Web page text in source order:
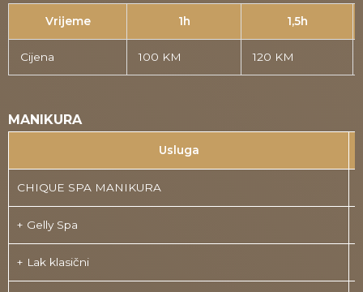
Vrijeme 1h 1,5h
Cijena 100 KM 120 KM
MANIKURA
Usluga
CHIQUE SPA MANIKURA
+ Gelly Spa
+ Lak klasični